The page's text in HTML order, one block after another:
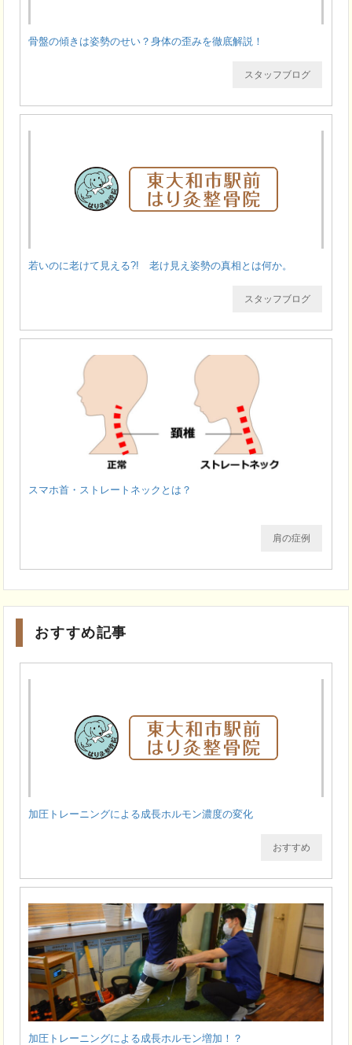
骨盤の傾きは姿勢のせい？身体の歪みを徹底解説！
スタッフブログ
若いのに老けて見える?! 老け見え姿勢の真相とは何か。
スタッフブログ
スマホ首・ストレートネックとは？
肩の症例
おすすめ記事
加圧トレーニングによる成長ホルモン濃度の変化
おすすめ
加圧トレーニングによる成長ホルモン増加！？